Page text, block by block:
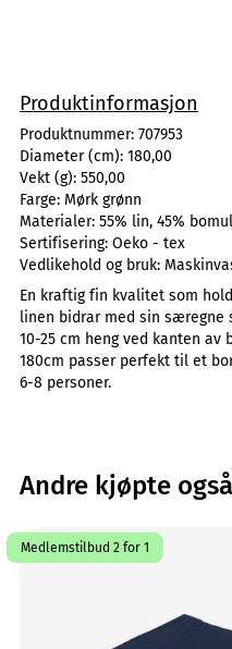
Produktinformasjon
Produktnummer: 707953
Diameter (cm): 180,00
Vekt (g): 550,00
Farge: Mørk grønn
Materialer: 55% lin, 45%
Sertifisering: Oeko - tex
Vedlikehold og bruk:
En kraftig fin kvalitet som
linen bidrar med sin særegne
10-25 cm heng ved kanten av
180cm passer perfekt til et
6-8 personer.
Andre kjøpte også
Medlemstilbud 2 for 1